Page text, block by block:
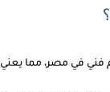
فني في مصر، مما يعني